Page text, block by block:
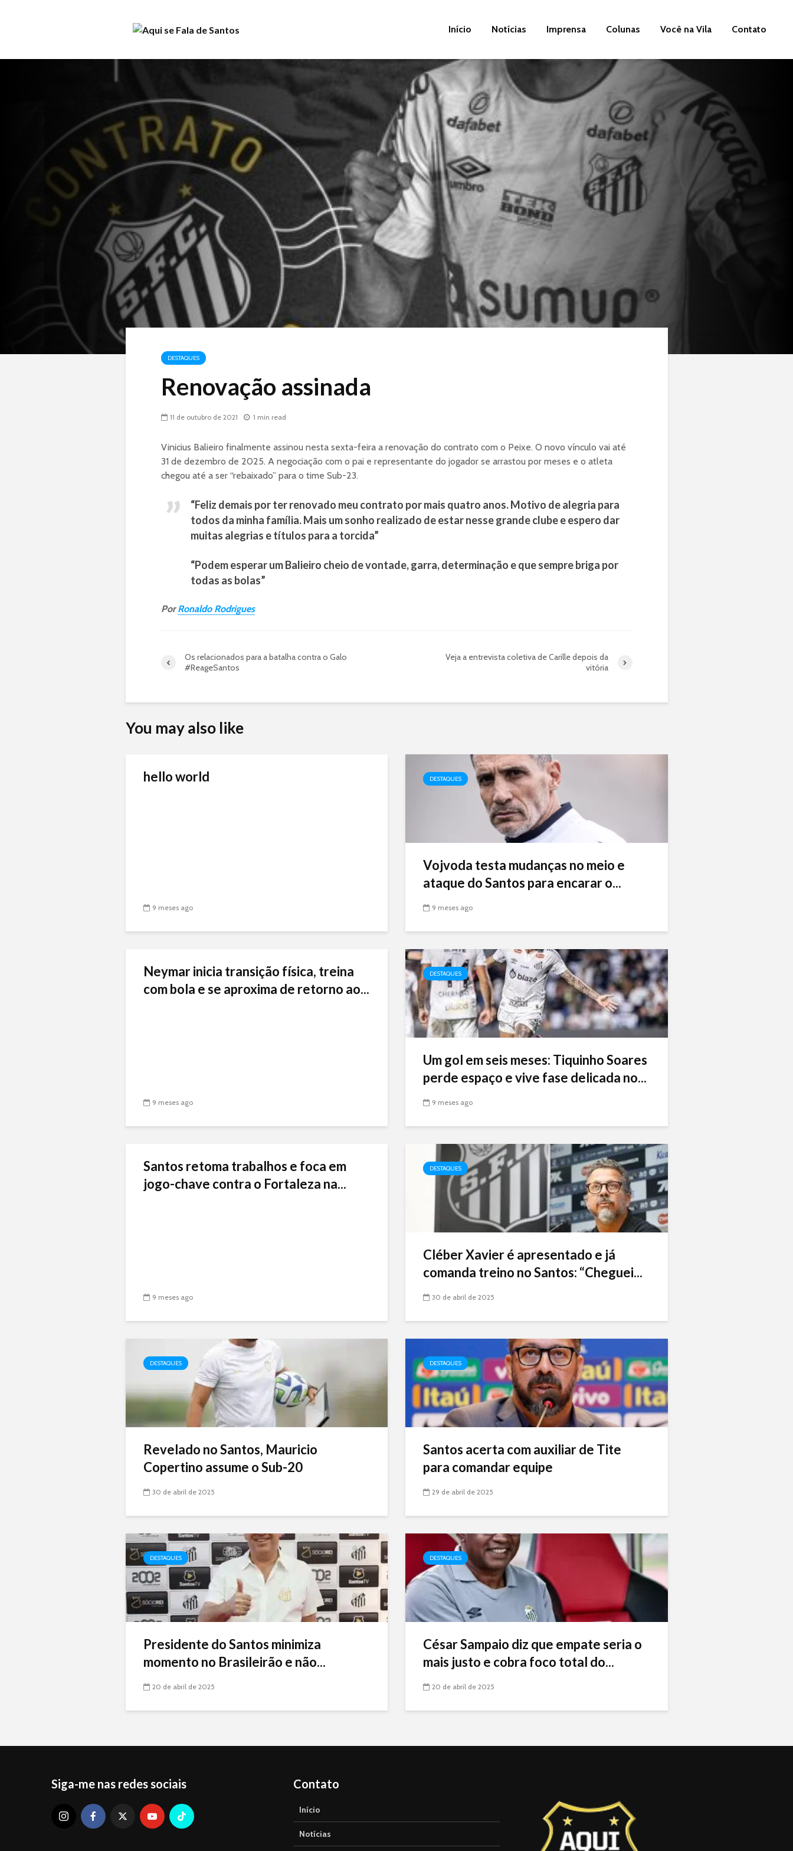
Início Notícias Imprensa Colunas Você na Vila Contato
DESTAQUES
Renovação assinada
11 de outubro de 2021 1 min read
Vinicius Balieiro finalmente assinou nesta sexta-feira a renovação do contrato com o Peixe. O novo vínculo vai até
31 de dezembro de 2025. A negociação com o pai e representante do jogador se arrastou por meses e o atleta
chegou até a ser “rebaixado” para o time Sub-23.
“Feliz demais por ter renovado meu contrato por mais quatro anos. Motivo de alegria para
todos da minha família. Mais um sonho realizado de estar nesse grande clube e espero dar
muitas alegrias e títulos para a torcida”
“Podem esperar um Balieiro cheio de vontade, garra, determinação e que sempre briga por
todas as bolas”
PorRonaldo Rodrigues
Os relacionados para a batalha contra o Galo
#ReageSantos
Veja a entrevista coletiva de Carille depois da
vitória
You may also like
hello world
9 meses ago
DESTAQUES
Vojvoda testa mudanças no meio e
ataque do Santos para encarar o...
9 meses ago
Neymar inicia transição física, treina
com bola e se aproxima de retorno ao...
9 meses ago
DESTAQUES
Um gol em seis meses: Tiquinho Soares
perde espaço e vive fase delicada no...
9 meses ago
Santos retoma trabalhos e foca em
jogo-chave contra o Fortaleza na...
9 meses ago
DESTAQUES
Cléber Xavier é apresentado e já
comanda treino no Santos: “Cheguei...
30 de abril de 2025
DESTAQUES
Revelado no Santos, Mauricio
Copertino assume o Sub-20
30 de abril de 2025
DESTAQUES
Santos acerta com auxiliar de Tite
para comandar equipe
29 de abril de 2025
DESTAQUES
Presidente do Santos minimiza
momento no Brasileirão e não...
20 de abril de 2025
DESTAQUES
César Sampaio diz que empate seria o
mais justo e cobra foco total do...
20 de abril de 2025
Siga-me nas redes sociais Contato
Início
Notícias